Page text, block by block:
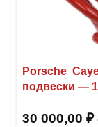
Porsche
подвески —
30 000,00 ₽